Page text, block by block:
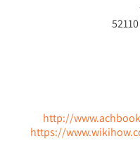
http://
https://